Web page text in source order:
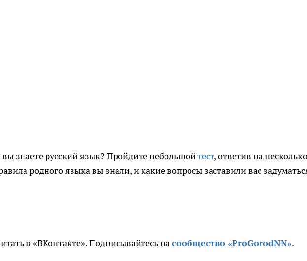
знаете русский язык? Пройдите небольшойтест, ответив на несколько
родного языка вы знали, и какие вопросы заставили вас
в «ВКонтакте». Подписывайтесь насообщество «ProGorodNN».